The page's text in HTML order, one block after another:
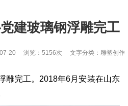
建玻璃钢浮雕完工
07-20 浏览：5156次 文字分类：雕塑创作
雕完工。2018年6月安装在山东